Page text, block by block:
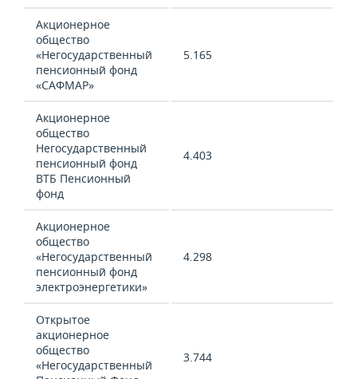
Акционерное
общество
«Негосударственный
пенсионный фонд
«САФМАР»
5.165
Акционерное
общество
Негосударственный
пенсионный фонд
ВТБ Пенсионный
фонд
4.403
Акционерное
общество
«Негосударственный
пенсионный фонд
электроэнергетики»
4.298
Открытое
акционерное
общество
«Негосударственный
3.744